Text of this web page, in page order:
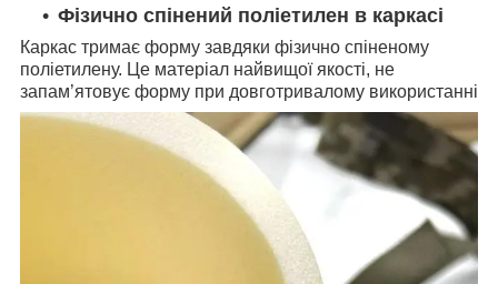
Фізично спінений поліетилен в каркасі
Каркас тримає форму завдяки фізично спіненому
поліетилену. Це матеріал найвищої якості, не
запам’ятовує форму при довготривалому використанні